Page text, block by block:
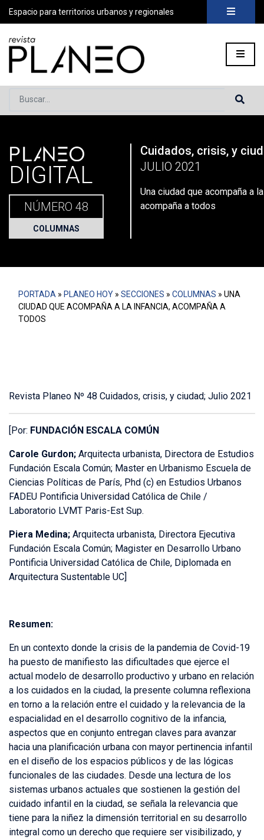
Espacio para territorios urbanos y regionales
Buscar...
Portada» Planeo Hoy Secciones»Columnas»Una ciudad
PLANEO
DIGITAL
NÚMERO 48
COLUMNAS
Cuidados, crisis, y
JULIO 2021
Una ciudad que acompaña a
acompaña a todos
PORTADA » PLANEO HOY » SECCIONES » COLUMNAS » UNA
CIUDAD QUE ACOMPAÑA A LA INFANCIA, ACOMPAÑA A
TODOS
Revista Planeo Nº 48 Cuidados, crisis, y ciudad; Julio 2021
[Por: FUNDACIÓN ESCALA COMÚN
Carole Gurdon; Arquitecta urbanista, Directora de Estudios
Fundación Escala Común; Master en Urbanismo Escuela de
Ciencias Políticas de París, Phd (c) en Estudios Urbanos
FADEU Pontificia Universidad Católica de Chile /
Laboratorio LVMT Paris-Est Sup.
Piera Medina; Arquitecta urbanista, Directora Ejecutiva
Fundación Escala Común; Magister en Desarrollo Urbano
Pontificia Universidad Católica de Chile, Diplomada en
Arquitectura Sustentable UC]
Resumen:
En un contexto donde la crisis de la pandemia de Covid-19
ha puesto de manifiesto las dificultades que ejerce el
actual modelo de desarrollo productivo y urbano en relación
a los cuidados en la ciudad, la presente columna reflexiona
en torno a la relación entre el cuidado y la relevancia de la
espacialidad en el desarrollo cognitivo de la infancia,
aspectos que en conjunto entregan claves para avanzar
hacia una planificación urbana con mayor pertinencia infantil
en el diseño de los espacios públicos y de las lógicas
funcionales de las ciudades. Desde una lectura de los
sistemas urbanos actuales que sostienen la gestión del
cuidado infantil en la ciudad, se señala la relevancia que
tiene para la niñez la dimensión territorial en su desarrollo
integral como un derecho que requiere ser visibilizado, y